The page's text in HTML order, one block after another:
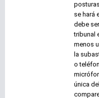
se hará
debe
tribunal
menos
la
o
única